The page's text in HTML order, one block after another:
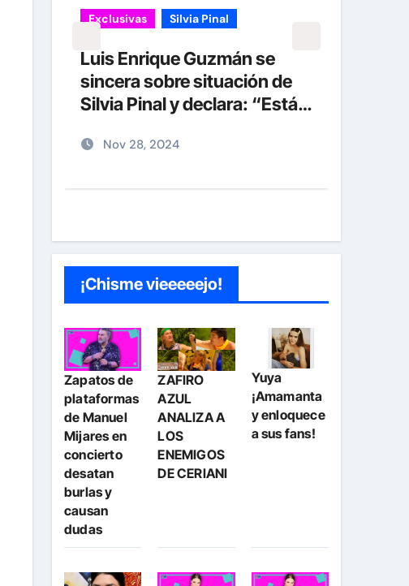
Exclusivas Silvia Pinal
Luis Enrique Guzmán se
sincera sobre situación de
Silvia Pinal y declara: “Está
Nov 28, 2024
¡Chisme vieeeeejo!
Zapatos de
plataformas
de Manuel
Mijares en
concierto
desatan
burlas y
causan
dudas
ZAFIRO
AZUL
ANALIZA A
LOS
ENEMIGOS
DE CERIANI
Yuya
¡Amamanta
y enloquece
a sus fans!